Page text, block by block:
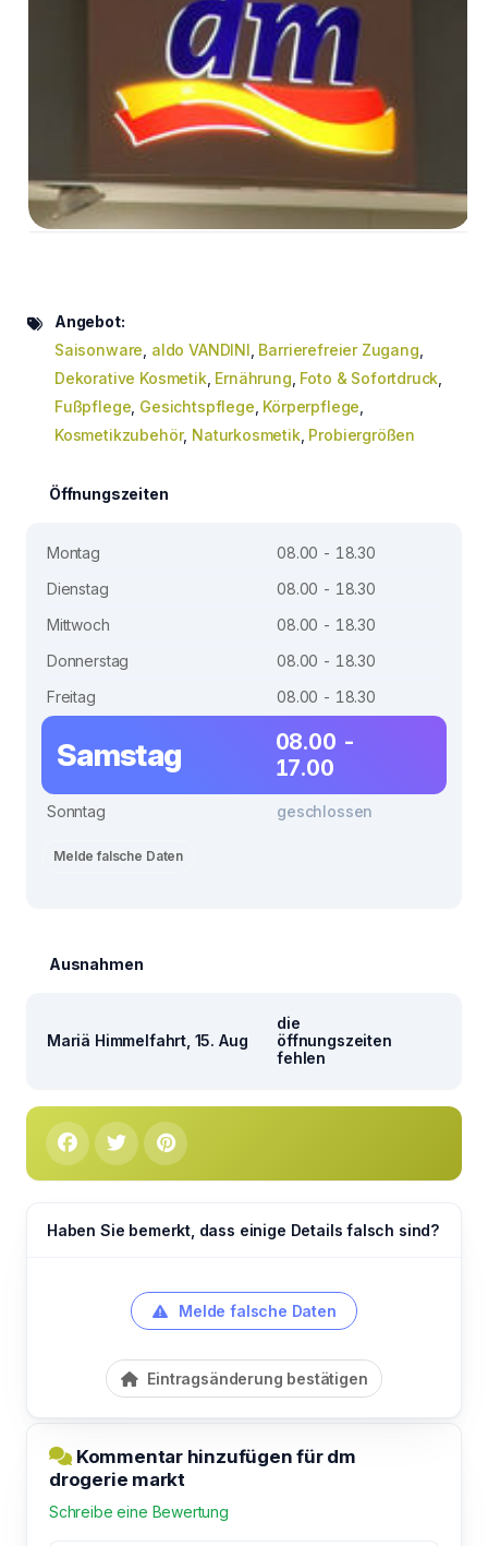
Angebot:
Saisonware aldo VANDINI Barrierefreier Zugang
Dekorative Kosmetik, Ernährung Foto & Sofortdruck
Fußpflege Gesichtspflege Körperpflege
Kosmetikzubehör, Naturkosmetik, Probiergrößen
Öffnungszeiten
Montag
08.00 - 18.30
Dienstag
08.00 - 18.30
Mittwoch
08.00 - 18.30
Donnerstag
08.00 - 18.30
Freitag
08.00 - 18.30
Samstag
08.00 -
17.00
Sonntag geschlossen
Melde falsche Daten
Ausnahmen
Mariä Himmelfahrt, 15. Aug
die
öffnungszeiten
fehlen
Haben Sie bemerkt, dass einige Details falsch sind?
Melde falsche Daten
Eintragsänderung bestätigen
Kommentar hinzufügen für dm
drogerie markt
Schreibe eine Bewertung